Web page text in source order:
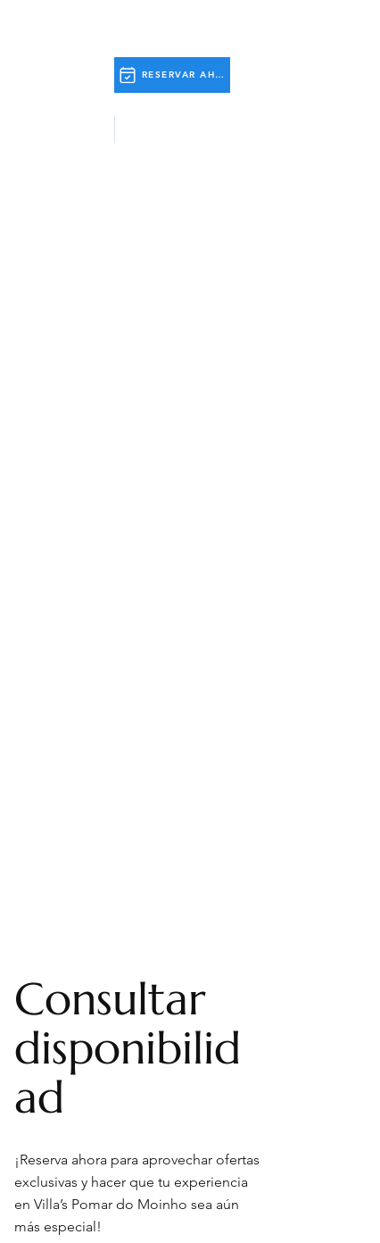
RESERVAR AHORA
Consultar
disponibilid
ad
¡Reserva ahora para aprovechar ofertas
exclusivas y hacer que tu experiencia
en Villa’s Pomar do Moinho sea aún
más especial!